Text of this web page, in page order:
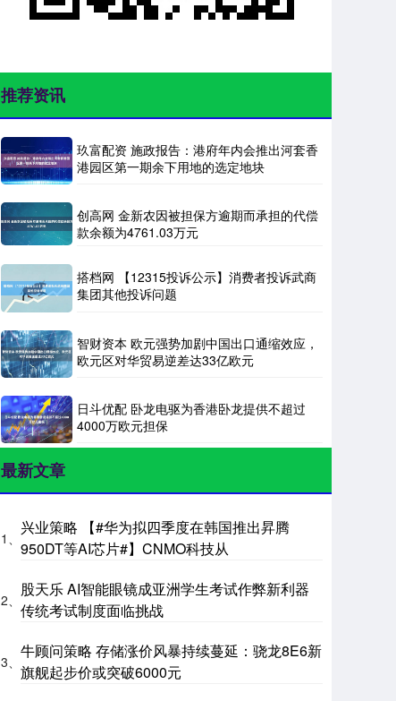
推荐资讯
玖富配资 施政报告：港府年内会推出河套香
港园区第一期余下用地的选定地块
创高网 金新农因被担保方逾期而承担的代偿
款余额为4761.03万元
搭档网 【12315投诉公示】消费者投诉武商
集团其他投诉问题
智财资本 欧元强势加剧中国出口通缩效应，
欧元区对华贸易逆差达33亿欧元
日斗优配 卧龙电驱为香港卧龙提供不超过
4000万欧元担保
最新文章
1、
兴业策略 【#华为拟四季度在韩国推出昇腾
950DT等AI芯片#】CNMO科技从
2、
股天乐 AI智能眼镜成亚洲学生考试作弊新利器
传统考试制度面临挑战
3、
牛顾问策略 存储涨价风暴持续蔓延：骁龙8E6新
旗舰起步价或突破6000元